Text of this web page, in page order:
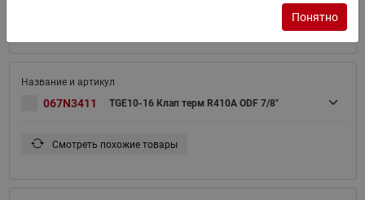
067N3411 TGE10-16 Клап терм R410A ODF 7/8"
Смотреть похожие товары
Понятно